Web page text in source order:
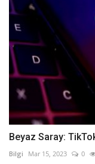
Beyaz Saray:
Bilgi Mar 15, 2023 0